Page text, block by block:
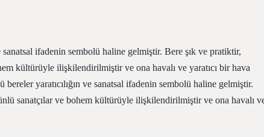
sanatsal ifadenin sembolü haline gelmiştir. Bere şık ve pratiktir,
kültürüyle ilişkilendirilmiştir ve ona havalı ve yaratıcı bir hava
yaratıcılığın ve sanatsal ifadenin sembolü haline gelmiştir.
sanatçılar ve bohem kültürüyle ilişkilendirilmiştir ve ona havalı